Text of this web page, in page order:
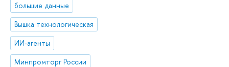
большие данные
Вышка технологическая
ИИ-агенты
Минпромторг России